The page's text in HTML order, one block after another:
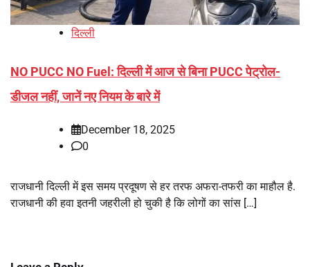
दिल्ली
NO PUCC NO Fuel: दिल्ली में आज से बिना PUCC पेट्रोल-
डीजल नहीं, जानें नए नियम के बारे में
December 18, 2025
0
राजधानी दिल्ली में इस समय प्रदूषण से हर तरफ अफरा-तफरी का माहौल है.
राजधानी की हवा इतनी जहरीली हो चुकी है कि लोगों का सांस […]